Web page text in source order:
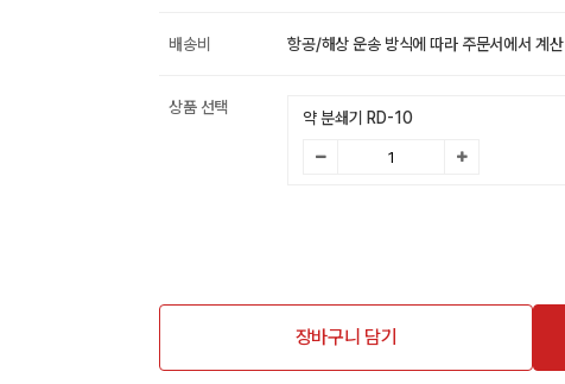
배송비 항공/해상 운송 방식에 따라 주문서에서 계산
상품 선택
약 분쇄기 RD-10
장바구니 담기